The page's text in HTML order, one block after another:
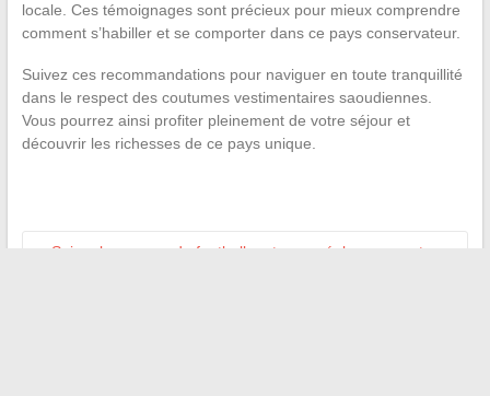
locale. Ces témoignages sont précieux pour mieux comprendre
comment s’habiller et se comporter dans ce pays conservateur.
Suivez ces recommandations pour naviguer en toute tranquillité
dans le respect des coutumes vestimentaires saoudiennes.
Vous pourrez ainsi profiter pleinement de votre séjour et
découvrir les richesses de ce pays unique.
Suivre les scores de football en temps réel : comment ne